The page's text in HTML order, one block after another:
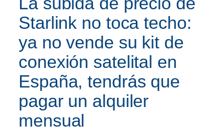
Starlink no toca techo:
ya no vende su kit de
conexión satelital en
España, tendrás que
pagar un alquiler
mensual